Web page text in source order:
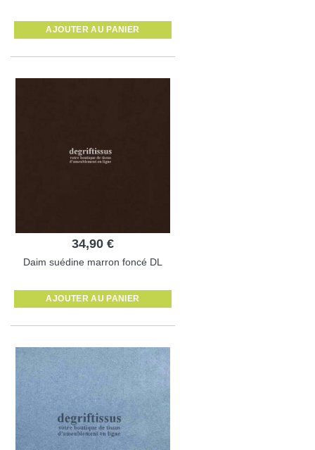
AJOUTER AU PANIER
34,90 €
Daim suédine marron foncé DL
AJOUTER AU PANIER